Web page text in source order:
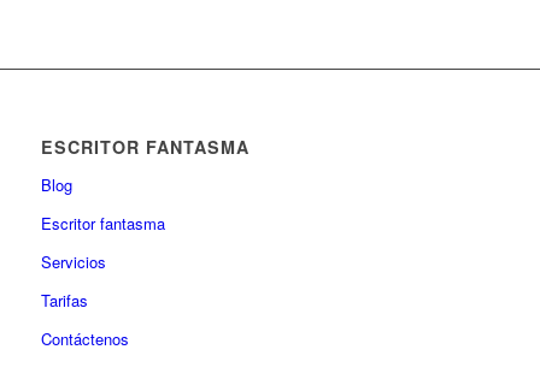
ESCRITOR FANTASMA
Blog
Escritor fantasma
Servicios
Tarifas
Contáctenos